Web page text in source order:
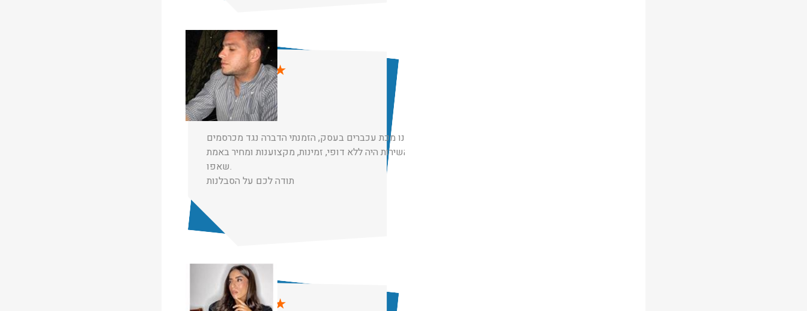
★★★★★
חן יעקב
01/01/2025
הייתה לנו מכת עכברים בעסק, הזמנתי הדברה נגד מכרסמים
מכם והשירות היה ללא דופי, זמינות, מקצוענות ומחיר באמת
שאפו.
תודה לכם על הסבלנות
★★★★ ★